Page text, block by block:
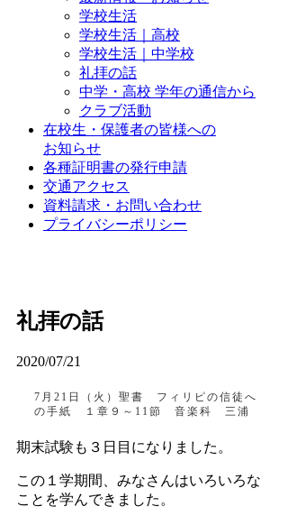
学校生活
学校生活｜高校
学校生活｜中学校
礼拝の話
中学・高校 学年の通信から
クラブ活動
在校生・保護者の皆様への
お知らせ
各種証明書の発行申請
交通アクセス
資料請求・お問い合わせ
プライバシーポリシー
礼拝の話
2020/07/21
7月21日（火）聖書 フィリピの信徒へ
の手紙 １章９～11節 音楽科 三浦
期末試験も３日目になりました。
この１学期間、みなさんはいろいろな
ことを学んできました。